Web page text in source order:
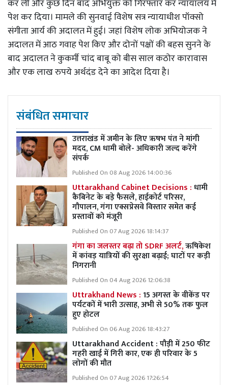
कर ली और कुछ दिन बाद अभियुक्त को गिरफ्तार कर न्यायालय में
पेश कर दिया। मामले की सुनवाई विशेष सत्र न्यायाधीश पॉक्सो
संगीता आर्य की अदालत में हुई। जहां विशेष लोक अभियोजक ने
अदालत में आठ गवाह पेश किए और दोनों पक्षों की बहस सुनने के
बाद अदालत ने कुकर्मी चांद बाबू को बीस साल कठोर कारावास
और एक लाख रुपये अर्थदंड देने का आदेश दिया है।
संबंधित समाचार
उत्तराखंड में जमीन के लिए ऋषभ पंत ने मांगी
मदद, CM धामी बोले- अधिकारी जल्द करेंगे
संपर्क
Published On 08 Aug 2026 14:00:36
Uttarakhand Cabinet Decisions :धामी
कैबिनेट के बड़े फैसले, हाईकोर्ट परिसर,
गौपालन, गंगा एक्सप्रेसवे विस्तार समेत कई
प्रस्तावों को मंजूरी
Published On 07 Aug 2026 18:14:37
गंगा का जलस्तर बढ़ा तो SDRF अलर्ट,ऋषिकेश
में कांवड़ यात्रियों की सुरक्षा बढ़ाई; घाटों पर कड़ी
निगरानी
Published On 04 Aug 2026 12:06:38
Uttrakhand News :15 अगस्त के वीकेंड पर
पर्यटकों में भारी उत्साह, अभी से 50% तक फुल
हुए होटल
Published On 06 Aug 2026 18:43:27
Uttarakhand Accident : पौड़ी में 250 फीट
गहरी खाई में गिरी कार, एक ही परिवार के 5
लोगों की मौत
Published On 07 Aug 2026 17:26:54